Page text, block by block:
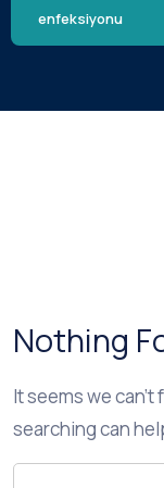
enfeksiyonu
Nothing
It seems we
searching can